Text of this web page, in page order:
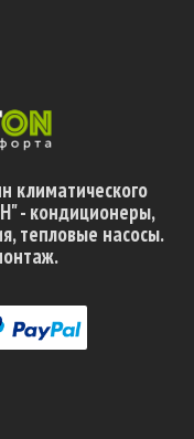
климатического
- кондиционеры,
тепловые насосы.